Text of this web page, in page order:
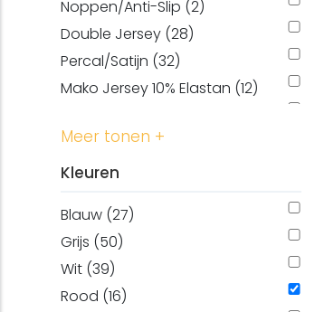
70 x 220 cm (48)
80 x 200 cm (145)
80 x 210 cm (104)
80 x 220 cm (91)
90 x 220 cm (124)
30 x 50 cm (17)
100 x 210 cm (33)
100 x 220 cm (33)
120 x 210 cm (71)
Noppen/Anti-Slip (2)
Double Jersey (28)
Percal/Satijn (32)
Mako Jersey 10% Elastan (12)
stretch molton (2)
Jersey (23)
Waterdicht (6)
Meer tonen +
Kleuren
Blauw (27)
Grijs (50)
Wit (39)
Rood (16)